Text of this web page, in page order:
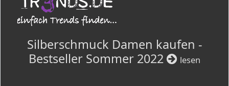
Silberschmuck Damen kaufen -
Bestseller Sommer 2022
lesen